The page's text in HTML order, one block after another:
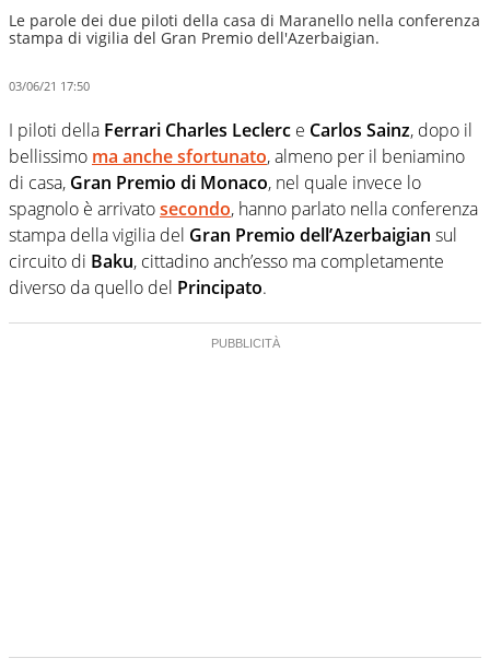
Le parole dei due piloti della casa di Maranello nella conferenza
stampa di vigilia del Gran Premio dell'Azerbaigian.
03/06/21 17:50
I piloti della Ferrari Charles Leclerc e Carlos Sainz, dopo il
bellissimo ma anche sfortunato, almeno per il beniamino
di casa, Gran Premio di Monaco, nel quale invece lo
spagnolo è arrivatosecondo, hanno parlato nella conferenza
stampa della vigilia del Gran Premio dell’Azerbaigian sul
circuito di Baku, cittadino anch’esso ma completamente
diverso da quello del Principato.